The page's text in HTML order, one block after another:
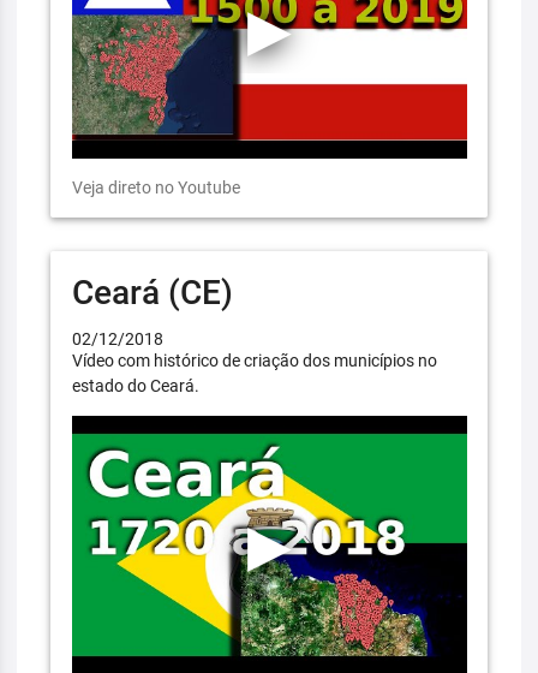
Veja direto no Youtube
Ceará (CE)
02/12/2018
Vídeo com histórico de criação dos municípios no
estado do Ceará.